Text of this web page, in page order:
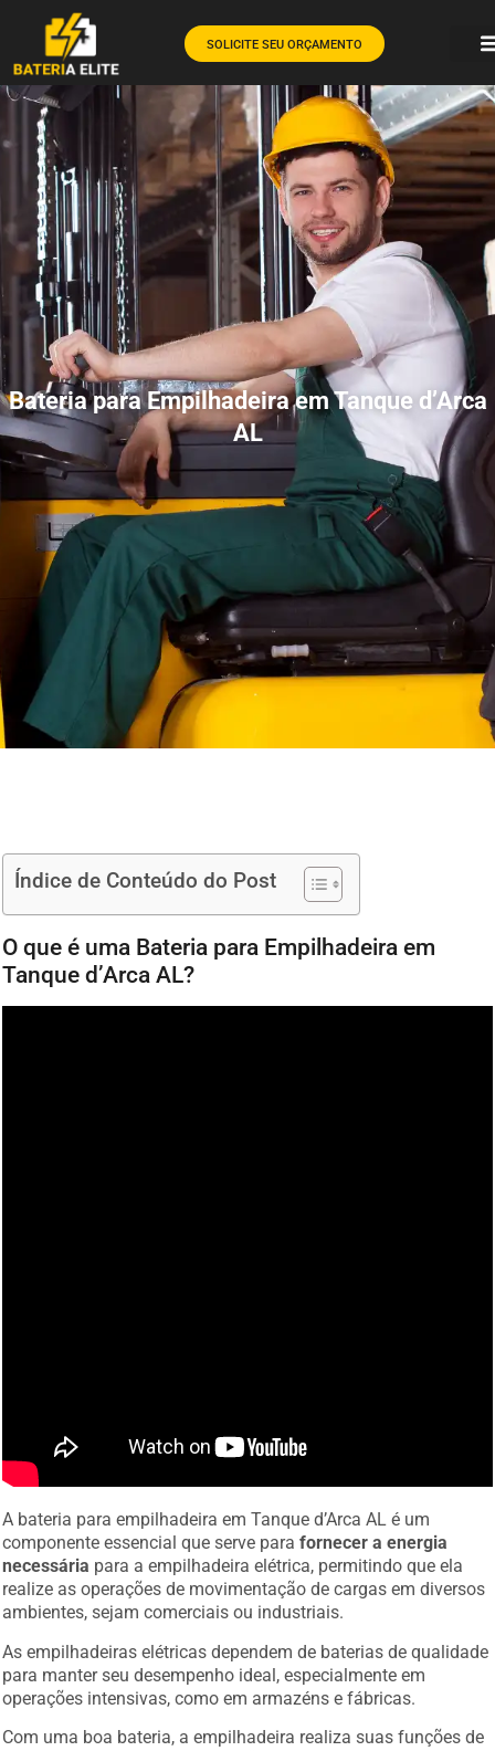
SOLICITE SEU ORÇAMENTO
Bateria para Empilhadeira em Tanque d’Arca
AL
Índice de Conteúdo do Post
O que é uma Bateria para Empilhadeira em
Tanque d’Arca AL?
A bateria para empilhadeira em Tanque d’Arca AL é um
componente essencial que serve parafornecer a energia
necessária para a empilhadeira elétrica, permitindo que ela
realize as operações de movimentação de cargas em diversos
ambientes, sejam comerciais ou industriais.
As empilhadeiras elétricas dependem de baterias de qualidade
para manter seu desempenho ideal, especialmente em
operações intensivas, como em armazéns e fábricas.
Com uma boa bateria, a empilhadeira realiza suas funções de